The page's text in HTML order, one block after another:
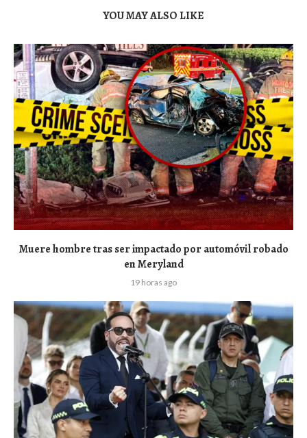
YOU MAY ALSO LIKE
Muere hombre tras ser impactado por automóvil robado
en Meryland
19 horas ago